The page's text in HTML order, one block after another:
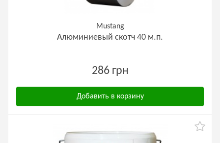
Mustang
Алюминиевый скотч 40 м.п.
286 грн
Добавить в корзину